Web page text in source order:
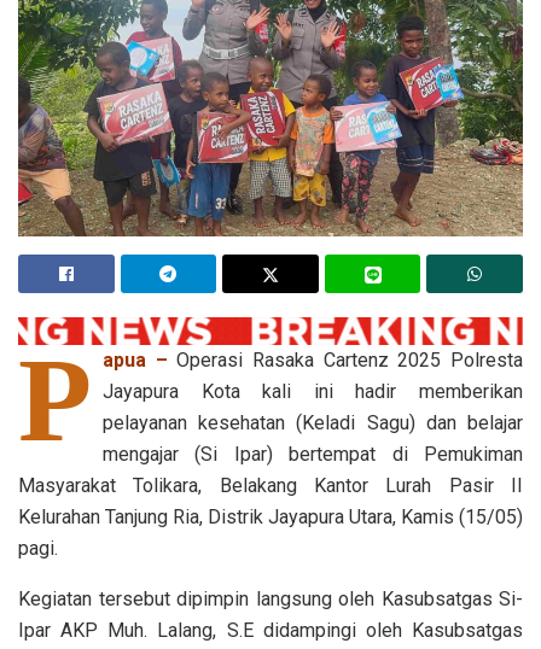
P apua – Operasi Rasaka Cartenz 2025 Polresta
Jayapura Kota kali ini hadir memberikan
pelayanan kesehatan (Keladi Sagu) dan belajar
mengajar (Si Ipar) bertempat di Pemukiman
Masyarakat Tolikara, Belakang Kantor Lurah Pasir II
Kelurahan Tanjung Ria, Distrik Jayapura Utara, Kamis (15/05)
pagi.
Kegiatan tersebut dipimpin langsung oleh Kasubsatgas Si-
Ipar AKP Muh. Lalang, S.E didampingi oleh Kasubsatgas